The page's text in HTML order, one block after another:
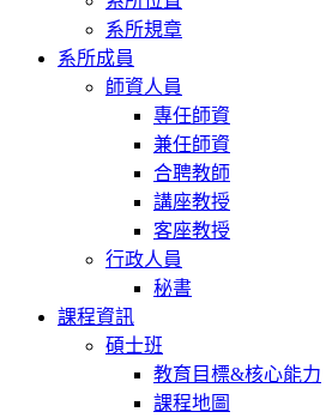
系所規章
系所成員
師資人員
專任師資
兼任師資
合聘教師
講座教授
客座教授
行政人員
秘書
課程資訊
碩士班
教育目標&核心能力
課程地圖